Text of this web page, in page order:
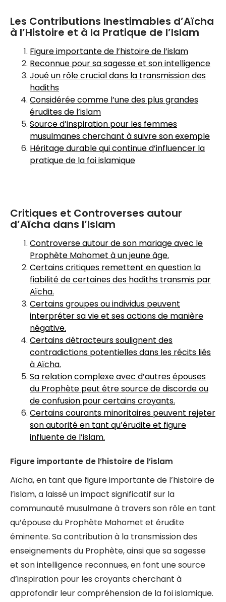
Les Contributions Inestimables d’Aïcha
à l’Histoire et à la Pratique de l’Islam
Figure importante de l’histoire de l’islam
Reconnue pour sa sagesse et son intelligence
Joué un rôle crucial dans la transmission des
hadiths
Considérée comme l’une des plus grandes
érudites de l’islam
Source d’inspiration pour les femmes
musulmanes cherchant à suivre son exemple
Héritage durable qui continue d’influencer la
pratique de la foi islamique
Critiques et Controverses autour
d’Aïcha dans l’Islam
Controverse autour de son mariage avec le
Prophète Mahomet à un jeune âge.
Certains critiques remettent en question la
fiabilité de certaines des hadiths transmis par
Aïcha.
Certains groupes ou individus peuvent
interpréter sa vie et ses actions de manière
négative.
Certains détracteurs soulignent des
contradictions potentielles dans les récits liés
à Aïcha.
Sa relation complexe avec d’autres épouses
du Prophète peut être source de discorde ou
de confusion pour certains croyants.
Certains courants minoritaires peuvent rejeter
son autorité en tant qu’érudite et figure
influente de l’islam.
Figure importante de l’histoire de l’islam
Aïcha, en tant que figure importante de l’histoire de
l’islam, a laissé un impact significatif sur la
communauté musulmane à travers son rôle en tant
qu’épouse du Prophète Mahomet et érudite
éminente. Sa contribution à la transmission des
enseignements du Prophète, ainsi que sa sagesse
et son intelligence reconnues, en font une source
d’inspiration pour les croyants cherchant à
approfondir leur compréhension de la foi islamique.